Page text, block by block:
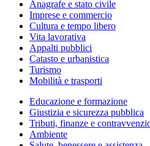
Anagrafe e stato civile
Imprese e commercio
Cultura e tempo libero
Vita lavorativa
Appalti pubblici
Catasto e urbanistica
Turismo
Mobilità e trasporti
Educazione e formazione
Giustizia e sicurezza pubblica
Tributi, finanze e
Ambiente